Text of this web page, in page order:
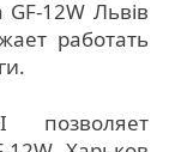
12W Львів
работать
позволяет